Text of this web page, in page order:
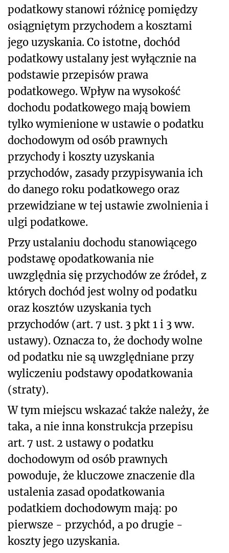
podatkowy stanowi różnicę pomiędzy
osiągniętym przychodem a kosztami
jego uzyskania. Co istotne, dochód
podatkowy ustalany jest wyłącznie na
podstawie przepisów prawa
podatkowego. Wpływ na wysokość
dochodu podatkowego mają bowiem
tylko wymienione w ustawie o podatku
dochodowym od osób prawnych
przychody i koszty uzyskania
przychodów, zasady przypisywania ich
do danego roku podatkowego oraz
przewidziane w tej ustawie zwolnienia i
ulgi podatkowe.
Przy ustalaniu dochodu stanowiącego
podstawę opodatkowania nie
uwzględnia się przychodów ze źródeł, z
których dochód jest wolny od podatku
oraz kosztów uzyskania tych
przychodów (art. 7 ust. 3 pkt 1 i 3 ww.
ustawy). Oznacza to, że dochody wolne
od podatku nie są uwzględniane przy
wyliczeniu podstawy opodatkowania
(straty).
W tym miejscu wskazać także należy, że
taka, a nie inna konstrukcja przepisu
art. 7 ust. 2 ustawy o podatku
dochodowym od osób prawnych
powoduje, że kluczowe znaczenie dla
ustalenia zasad opodatkowania
podatkiem dochodowym mają: po
pierwsze - przychód, a po drugie -
koszty jego uzyskania.